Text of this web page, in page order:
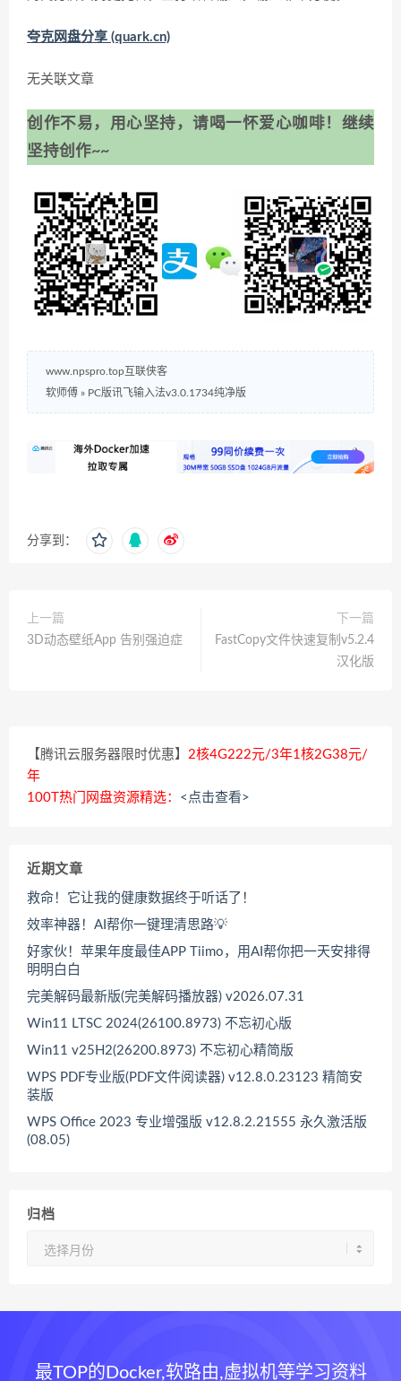
夸克网盘分享 (quark.cn)
无关联文章
创作不易，用心坚持，请喝一怀爱心咖啡！继续
坚持创作~~
www.npspro.top互联侠客
软师傅 » PC版讯飞输入法v3.0.1734纯净版
分享到：
上一篇
3D动态壁纸App 告别强迫症
下一篇
FastCopy文件快速复制v5.2.4
汉化版
【腾讯云服务器限时优惠】 2核4G222元/3年1核2G38元/
年
100T热门网盘资源精选： <点击查看>
近期文章
救命！它让我的健康数据终于听话了！
效率神器！AI帮你一键理清思路💡
好家伙！苹果年度最佳APP Tiimo，用AI帮你把一天安排得
明明白白
完美解码最新版(完美解码播放器) v2026.07.31
Win11 LTSC 2024(26100.8973) 不忘初心版
Win11 v25H2(26200.8973) 不忘初心精简版
WPS PDF专业版(PDF文件阅读器) v12.8.0.23123 精简安
装版
WPS Office 2023 专业增强版 v12.8.2.21555 永久激活版
(08.05)
归档
最TOP的Docker,软路由,虚拟机等学习资料